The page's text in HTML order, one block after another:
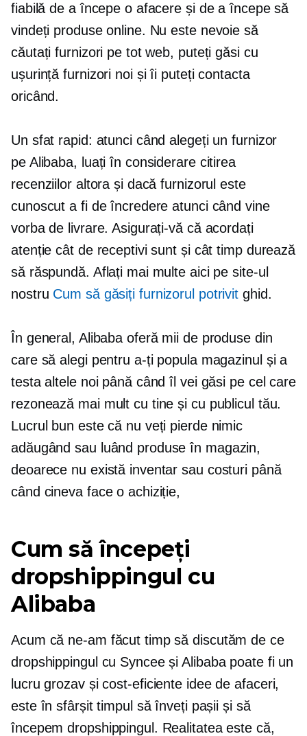
fiabilă de a începe o afacere și de a începe să
vindeți produse online. Nu este nevoie să
căutați furnizori pe tot web, puteți găsi cu
ușurință furnizori noi și îi puteți contacta
oricând.
Un sfat rapid: atunci când alegeți un furnizor
pe Alibaba, luați în considerare citirea
recenziilor altora și dacă furnizorul este
cunoscut a fi de încredere atunci când vine
vorba de livrare. Asigurați-vă că acordați
atenție cât de receptivi sunt și cât timp durează
să răspundă. Aflați mai multe aici pe site-ul
nostru Cum să găsiți furnizorul potrivit ghid.
În general, Alibaba oferă mii de produse din
care să alegi pentru a-ți popula magazinul și a
testa altele noi până când îl vei găsi pe cel care
rezonează mai mult cu tine și cu publicul tău.
Lucrul bun este că nu veți pierde nimic
adăugând sau luând produse în magazin,
deoarece nu există inventar sau costuri până
când cineva face o achiziție,
Cum să începeți
dropshippingul cu
Alibaba
Acum că ne-am făcut timp să discutăm de ce
dropshippingul cu Syncee și Alibaba poate fi un
lucru grozav șicost-eficiente idee de afaceri,
este în sfârșit timpul să înveți pașii și să
începem dropshippingul. Realitatea este că,